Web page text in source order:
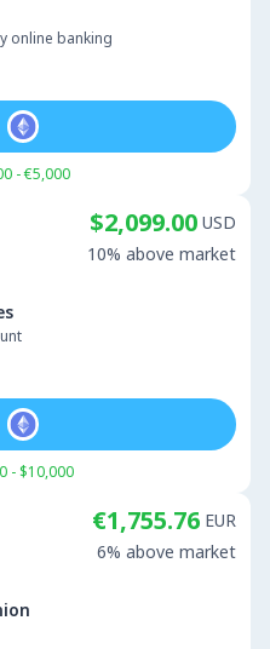
online banking
- €5,000
$2,099.00 USD
10% above market
- $10,000
€1,755.76 EUR
6% above market